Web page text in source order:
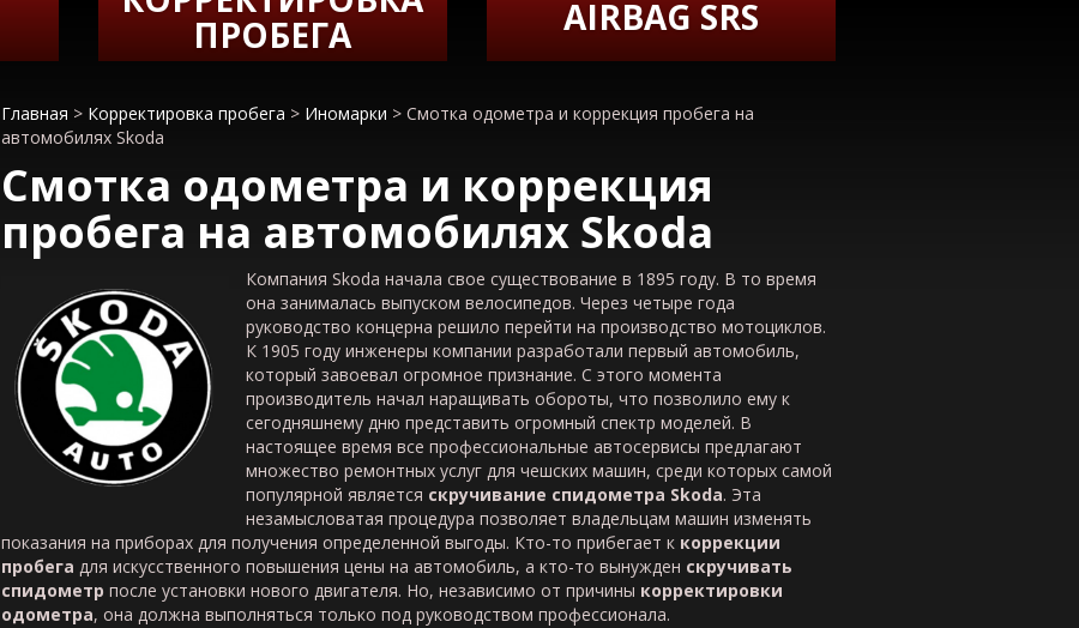
ПРОБЕГА AIRBAG SRS
Главная > Корректировка пробега > Иномарки > Смотка одометра и коррекция пробега на
автомобилях Skoda
Смотка одометра и коррекция
пробега на автомобилях Skoda
Компания Skoda начала свое существование в 1895 году. В то время
она занималась выпуском велосипедов. Через четыре года
руководство концерна решило перейти на производство мотоциклов.
К 1905 году инженеры компании разработали первый автомобиль,
который завоевал огромное признание. С этого момента
производитель начал наращивать обороты, что позволило ему к
сегодняшнему дню представить огромный спектр моделей. В
настоящее время все профессиональные автосервисы предлагают
множество ремонтных услуг для чешских машин, среди которых самой
популярной является скручивание спидометра Skoda. Эта
незамысловатая процедура позволяет владельцам машин изменять
показания на приборах для получения определенной выгоды. Кто-то прибегает к коррекции
пробега для искусственного повышения цены на автомобиль, а кто-то вынужден скручивать
спидометр после установки нового двигателя. Но, независимо от причины корректировки
одометра, она должна выполняться только под руководством профессионала.